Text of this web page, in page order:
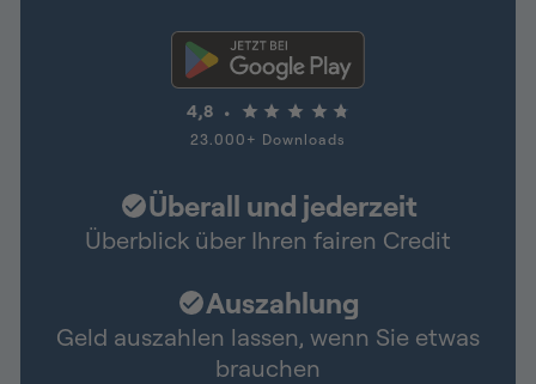
Überall und jederzeit
Überblick über Ihren fairen Credit
Auszahlung
Geld auszahlen lassen, wenn Sie etwas
brauchen
4,8
23.000+ Downloads